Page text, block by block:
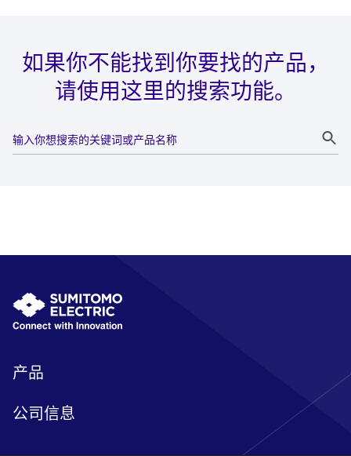
如果你不能找到你要找的产品，
请使用这里的搜索功能。
产品
公司信息